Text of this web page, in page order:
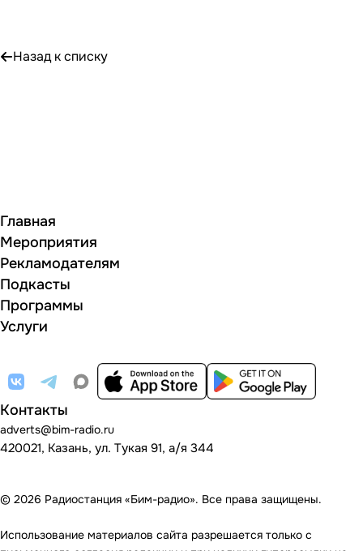
Назад к списку
Главная
Мероприятия
Рекламодателям
Подкасты
Программы
Услуги
Контакты
adverts@bim-radio.ru
420021, Казань, ул. Тукая 91, а/я 344
© 2026 Радиостанция «Бим-радио». Все права защищены.
Использование материалов сайта разрешается только с